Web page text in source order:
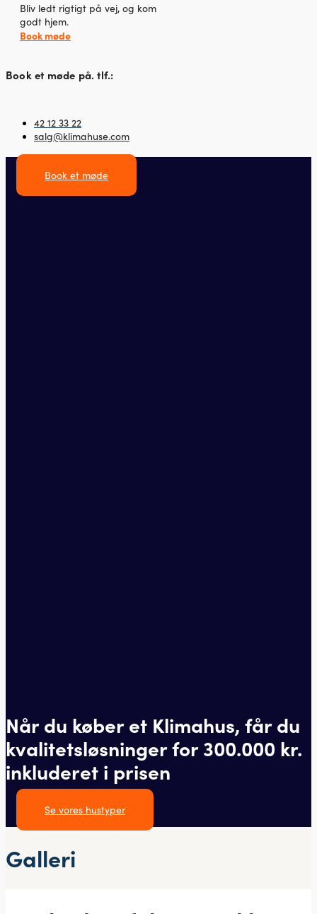
Bliv ledt rigtigt på vej, og kom
godt hjem.
Book møde
Book et møde på. tlf.:
42 12 33 22
salg@klimahuse.com
Book et møde
Når du køber et Klimahus, får du
kvalitetsløsninger for 300.000 kr.
inkluderet i prisen
Se vores hustyper
Galleri